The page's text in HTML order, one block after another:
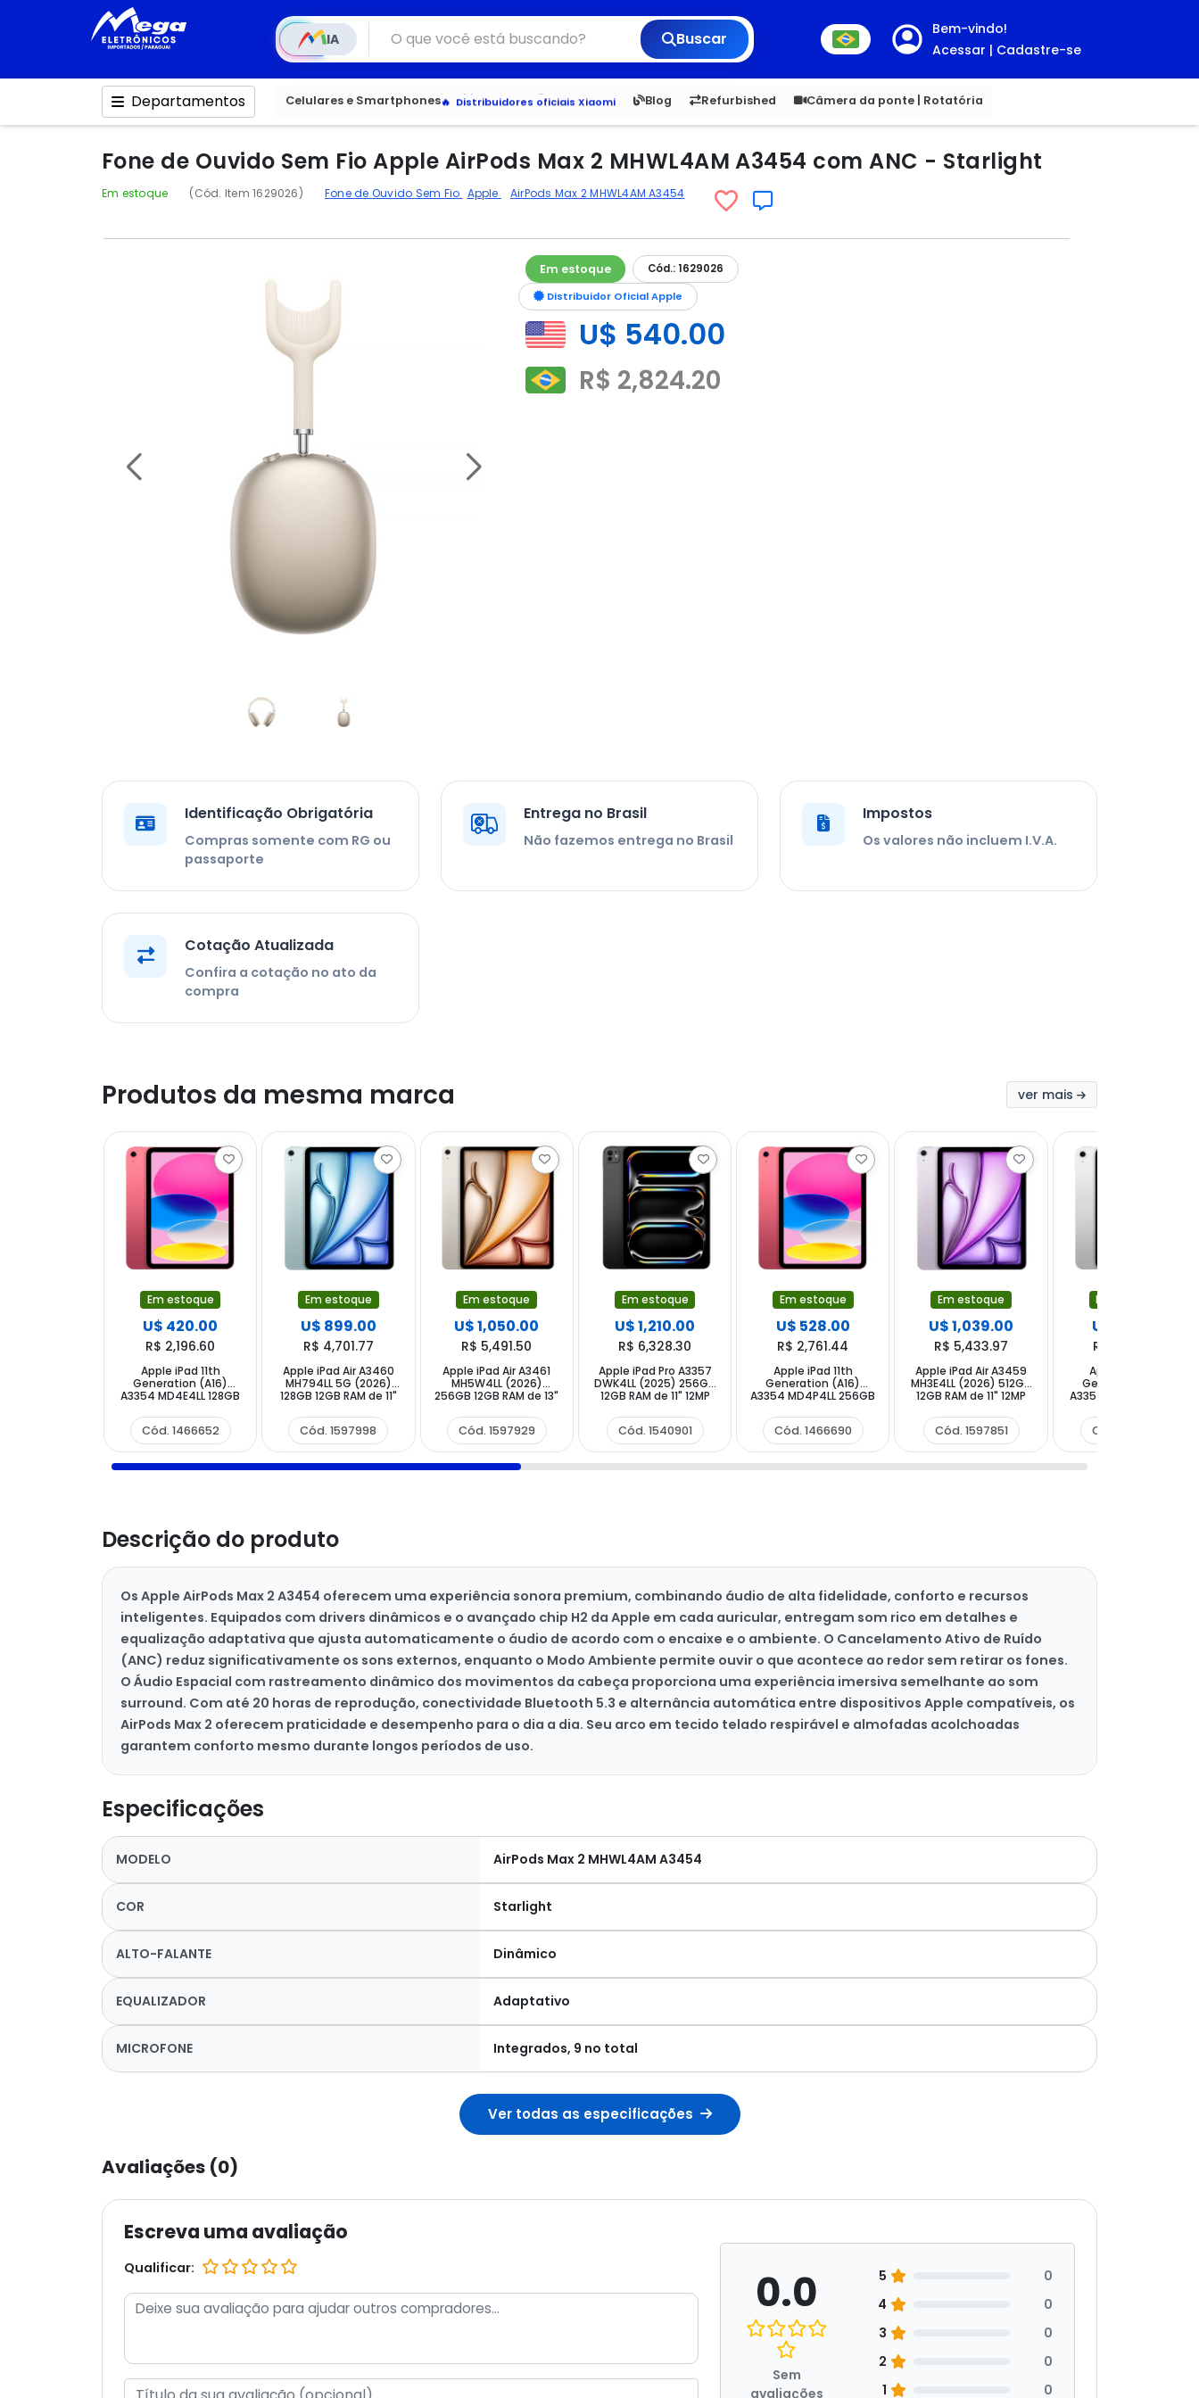
IA Buscar
Bem-vindo!
Acessar | Cadastre-se
Departamentos Celulares e Smartphones
Veja os Lançamentos
Distribuidores oficiais Xiaomi
Blog Refurbished Câmera da ponte | Rotatória
6,050 5.23 1,900 1.00
Fone de Ouvido Sem Fio Apple AirPods Max 2 MHWL4AM A3454 com ANC - Starlight
Em estoque (Cód. Item 1629026) Fone de Ouvido Sem Fio Apple AirPods Max 2 MHWL4AM A3454
Em estoque
Cód.: 1629026
Distribuidor Oficial Apple
U$ 540.00
R$ 2,824.20
Identificação Obrigatória
Compras somente com RG ou
passaporte
Entrega no Brasil
Não fazemos entrega no Brasil
Impostos
Os valores não incluem I.V.A.
Cotação Atualizada
Confira a cotação no ato da
compra
Produtos da mesma marca ver mais
Em estoque
U$ 420.00
R$ 2,196.60
Apple iPad 11th
Generation (A16)
A3354 MD4E4LL 128GB
Cód. 1466652
Em estoque
U$ 899.00
R$ 4,701.77
Apple iPad Air A3460
MH794LL 5G (2026)
128GB 12GB RAM de 11"
Cód. 1597998
Em estoque
U$ 1,050.00
R$ 5,491.50
Apple iPad Air A3461
MH5W4LL (2026)
256GB 12GB RAM de 13"
Cód. 1597929
Em estoque
U$ 1,210.00
R$ 6,328.30
Apple iPad Pro A3357
DWK4LL (2025) 256GB
12GB RAM de 11" 12MP
Cód. 1540901
Em estoque
U$ 528.00
R$ 2,761.44
Apple iPad 11th
Generation (A16)
A3354 MD4P4LL 256GB
Cód. 1466690
Em estoque
U$ 1,039.00
R$ 5,433.97
Apple iPad Air A3459
MH3E4LL (2026) 512GB
12GB RAM de 11" 12MP
Cód. 1597851
Em estoque
U$ 435.00
R$ 2,275.05
Apple iPad 11th
Generation (A16)
A3354 MD3Y4LL 128GB
Cód. 1466621
Descrição do produto
Os Apple AirPods Max 2 A3454 oferecem uma experiência sonora premium, combinando áudio de alta fidelidade, conforto e recursos
inteligentes. Equipados com drivers dinâmicos e o avançado chip H2 da Apple em cada auricular, entregam som rico em detalhes e
equalização adaptativa que ajusta automaticamente o áudio de acordo com o encaixe e o ambiente. O Cancelamento Ativo de Ruído
(ANC) reduz significativamente os sons externos, enquanto o Modo Ambiente permite ouvir o que acontece ao redor sem retirar os fones.
O Áudio Espacial com rastreamento dinâmico dos movimentos da cabeça proporciona uma experiência imersiva semelhante ao som
surround. Com até 20 horas de reprodução, conectividade Bluetooth 5.3 e alternância automática entre dispositivos Apple compatíveis, os
AirPods Max 2 oferecem praticidade e desempenho para o dia a dia. Seu arco em tecido telado respirável e almofadas acolchoadas
garantem conforto mesmo durante longos períodos de uso.
Especificações
MODELO AirPods Max 2 MHWL4AM A3454
COR Starlight
ALTO-FALANTE Dinâmico
EQUALIZADOR Adaptativo
MICROFONE Integrados, 9 no total
Ver todas as especificações
Avaliações (0)
Escreva uma avaliação
Qualificar: 0.0
Sem
avaliações
5
0
4
0
3
0
2
0
1
0